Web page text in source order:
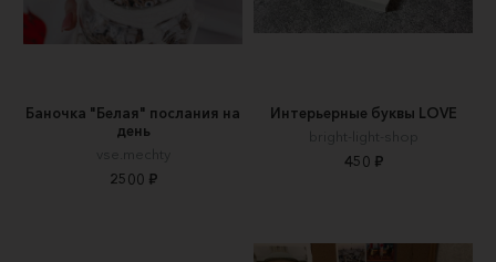
Баночка "Белая" послания на
день
vse.mechty
2500 ₽
Интерьерные буквы LOVE
bright-light-shop
450 ₽